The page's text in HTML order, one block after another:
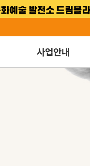
본문 바로 가기
서브 메뉴 바로
주 메뉴 바로
사업안내